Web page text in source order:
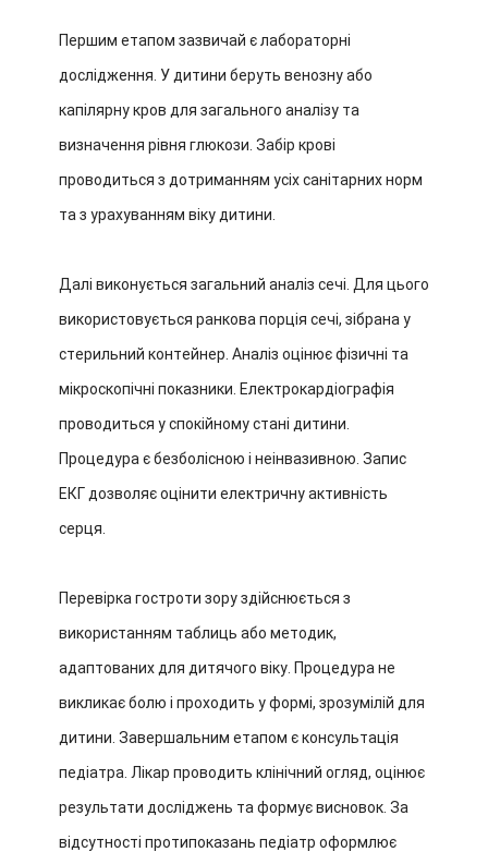
Першим етапом зазвичай є лабораторні
дослідження. У дитини беруть венозну або
капілярну кров для загального аналізу та
визначення рівня глюкози. Забір крові
проводиться з дотриманням усіх санітарних норм
та з урахуванням віку дитини.
Далі виконується загальний аналіз сечі. Для цього
використовується ранкова порція сечі, зібрана у
стерильний контейнер. Аналіз оцінює фізичні та
мікроскопічні показники. Електрокардіографія
проводиться у спокійному стані дитини.
Процедура є безболісною і неінвазивною. Запис
ЕКГ дозволяє оцінити електричну активність
серця.
Перевірка гостроти зору здійснюється з
використанням таблиць або методик,
адаптованих для дитячого віку. Процедура не
викликає болю і проходить у формі, зрозумілій для
дитини. Завершальним етапом є консультація
педіатра. Лікар проводить клінічний огляд, оцінює
результати досліджень та формує висновок. За
відсутності протипоказань педіатр оформлює